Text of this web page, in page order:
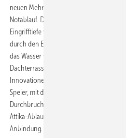
neuen Mehrgeschossablauf sowie einen
Notablauf. Diese neuen Attika-
Eingrifftiefe von 55 mm. Zusätzlichen
durch den Einbau direkt an der Attika.
das Wasser vom oberen Geschoss
Dachterrasse und durch die Attika
Innovationen in diesem Umfeld: Der
Speier, mit dem zwei Speier auf nur eine
Durchbruch vereint werden, sowie der
Attika-Ablauf“ mit Klemmflansch –
Anbindung.